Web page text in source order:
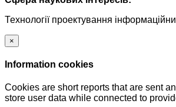
Технології проектування
×
Information cookies
Cookies are short reports that are sent
store user data while connected to